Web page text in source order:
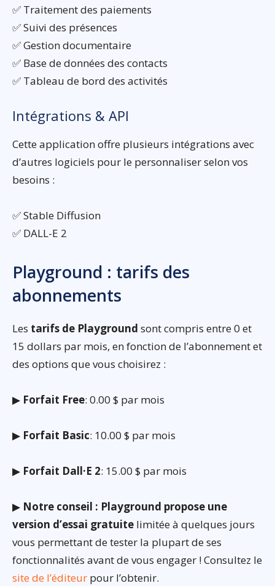
✅ Traitement des paiements
✅ Suivi des présences
✅ Gestion documentaire
✅ Base de données des contacts
✅ Tableau de bord des activités
Intégrations & API
Cette application offre plusieurs intégrations avec
d’autres logiciels pour le personnaliser selon vos
besoins :
✅ Stable Diffusion
✅ DALL-E 2
Playground : tarifs des
abonnements
Les tarifs de Playground sont compris entre 0 et
15 dollars par mois, en fonction de l’abonnement et
des options que vous choisirez :
▶ Forfait Free: 0.00 $ par mois
▶ Forfait Basic: 10.00 $ par mois
▶ Forfait Dall·E 2: 15.00 $ par mois
▶ Notre conseil : Playground propose une
version d’essai gratuite limitée à quelques jours
vous permettant de tester la plupart de ses
fonctionnalités avant de vous engager ! Consultez le
site de l’éditeur pour l’obtenir.